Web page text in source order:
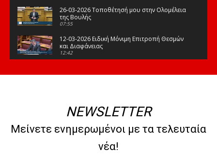
26-03-2026 Τοποθέτησή μου στην Ολομέλεια
της Βουλής
07:55
12-03-2026 Ειδική Μόνιμη Επιτροπή Θεσμών
και Διαφάνειας
12:42
της Βουλής
08:47
10-02-2026 Διαρκής Επιτροπή Μορφωτικών
Υποθέσεων
NEWSLETTER
Μείνετε ενημερωμένοι με τα τελευταία
νέα!